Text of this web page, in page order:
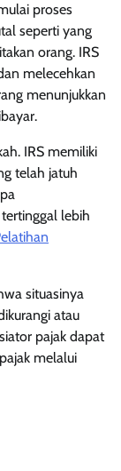
proses
seperti yang
orang. IRS
melecehkan
menunjukkan
IRS memiliki
telah jatuh
lebih
situasinya
atau
pajak dapat
melalui